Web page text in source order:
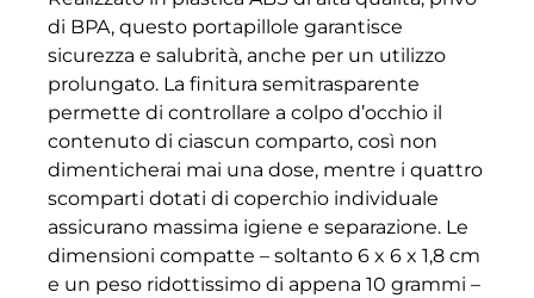
di BPA, questo portapillole garantisce
sicurezza e salubrità, anche per un utilizzo
prolungato. La finitura semitrasparente
permette di controllare a colpo d’occhio il
contenuto di ciascun comparto, così non
dimenticherai mai una dose, mentre i quattro
scomparti dotati di coperchio individuale
assicurano massima igiene e separazione. Le
dimensioni compatte – soltanto 6 x 6 x 1,8 cm
e un peso ridottissimo di appena 10 grammi –